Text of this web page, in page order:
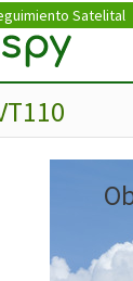
Satelital